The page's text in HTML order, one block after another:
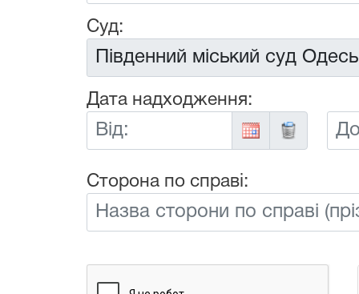
Суд:
Дата надходження:
Від:
До:
Сторона по справі: